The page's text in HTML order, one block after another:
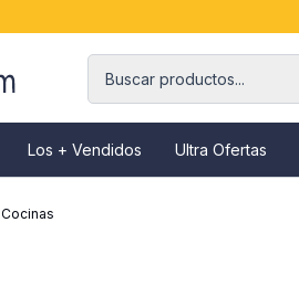
Los + Vendidos Ultra Ofertas
Cocinas